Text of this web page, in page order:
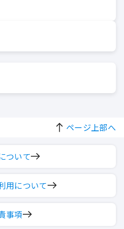
ページ上部へ
ついて
用について
事項